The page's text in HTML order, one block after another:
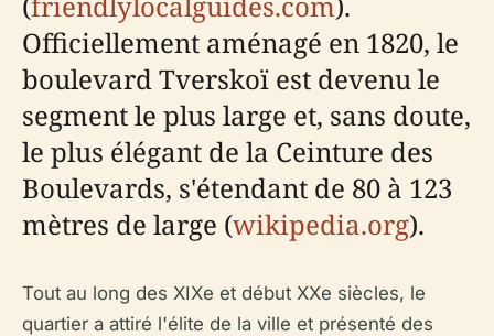
Officiellement aménagé en 1820, le
boulevard Tverskoï est devenu le
segment le plus large et, sans doute,
le plus élégant de la Ceinture des
Boulevards, s'étendant de 80 à 123
mètres de large (wikipedia.org).
Tout au long des XIXe et début XXe siècles, le
quartier a attiré l'élite de la ville et présenté des